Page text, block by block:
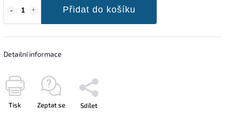
Přidat do košíku
Detailní informace
Tisk Zeptat se Sdílet